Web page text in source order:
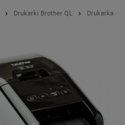
Drukarki Brother QL Drukarka